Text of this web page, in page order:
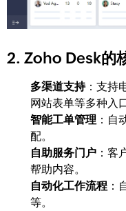
2. Zoho Desk的
多渠道支持：支持
网站表单等多种入口
智能工单管理 ：自
配。
自助服务门户 ：客
帮助内容。
自动化工作流程 ：
等。